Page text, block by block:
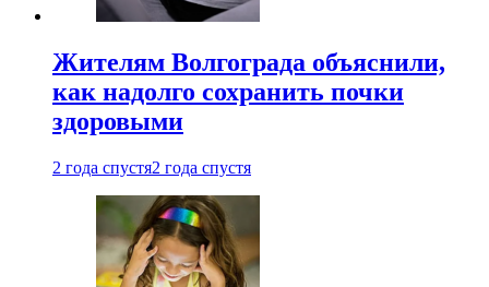
Жителям Волгограда объяснили,
как надолго сохранить почки
здоровыми
2 года спустя2 года спустя